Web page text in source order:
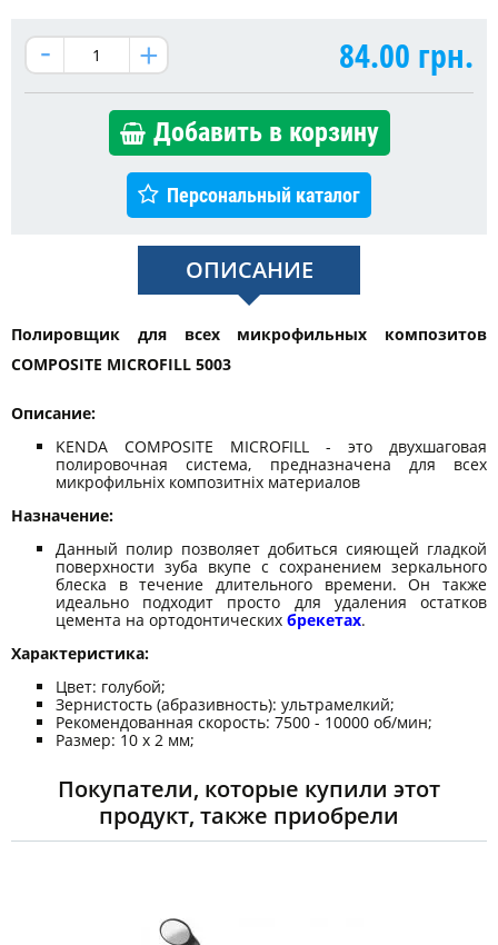
84.00 грн.
Добавить в корзину
Персональный каталог
ОПИСАНИЕ
Полировщик для всех микрофильных композитов
COMPOSITE MICROFILL 5003
Описание:
KENDA COMPOSITE MICROFILL - это двухшаговая
полировочная система, предназначена для всех
микрофильніх композитніх материалов
Назначение:
Данный полир позволяет добиться сияющей гладкой
поверхности зуба вкупе с сохранением зеркального
блеска в течение длительного времени. Он также
идеально подходит просто для удаления остатков
цемента на ортодонтических брекетах.
Характеристика:
Цвет: голубой;
Зернистость (абразивность): ультрамелкий;
Рекомендованная скорость: 7500 - 10000 об/мин;
Размер: 10 x 2 мм;
Покупатели, которые купили этот
продукт, также приобрели